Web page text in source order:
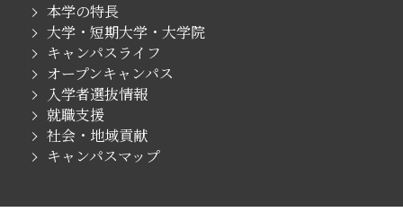
本学の特長
大学・短期大学・大学院
キャンパスライフ
オープンキャンパス
入学者選抜情報
就職支援
社会・地域貢献
キャンパスマップ